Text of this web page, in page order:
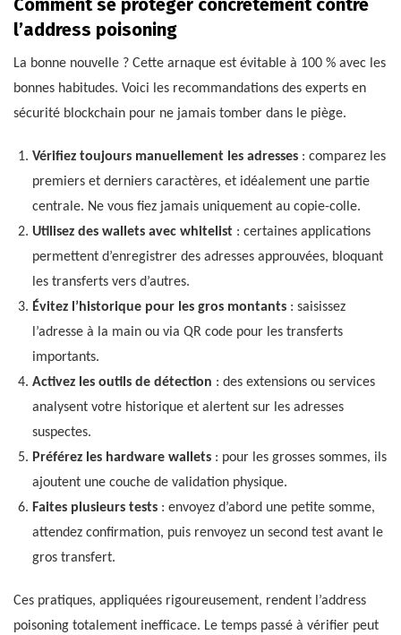
Comment se protéger concrètement contre
l’address poisoning
La bonne nouvelle ? Cette arnaque est évitable à 100 % avec les
bonnes habitudes. Voici les recommandations des experts en
sécurité blockchain pour ne jamais tomber dans le piège.
Vérifiez toujours manuellement les adresses: comparez les
premiers et derniers caractères, et idéalement une partie
centrale. Ne vous fiez jamais uniquement au copie-colle.
Utilisez des wallets avec whitelist: certaines applications
permettent d’enregistrer des adresses approuvées, bloquant
les transferts vers d’autres.
Évitez l’historique pour les gros montants: saisissez
l’adresse à la main ou via QR code pour les transferts
importants.
Activez les outils de détection : des extensions ou services
analysent votre historique et alertent sur les adresses
suspectes.
Préférez les hardware wallets: pour les grosses sommes, ils
ajoutent une couche de validation physique.
Faites plusieurs tests: envoyez d’abord une petite somme,
attendez confirmation, puis renvoyez un second test avant le
gros transfert.
Ces pratiques, appliquées rigoureusement, rendent l’address
poisoning totalement inefficace. Le temps passé à vérifier peut